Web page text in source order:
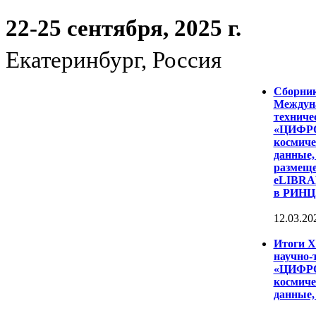
22-25 сентября, 2025 г.
Екатеринбург, Россия
данные,
в
Итоги
научно-
данные,